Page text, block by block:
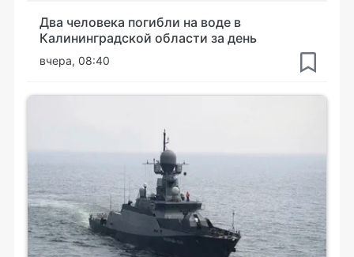
Два человека погибли на воде в
Калининградской области за день
вчера, 08:40